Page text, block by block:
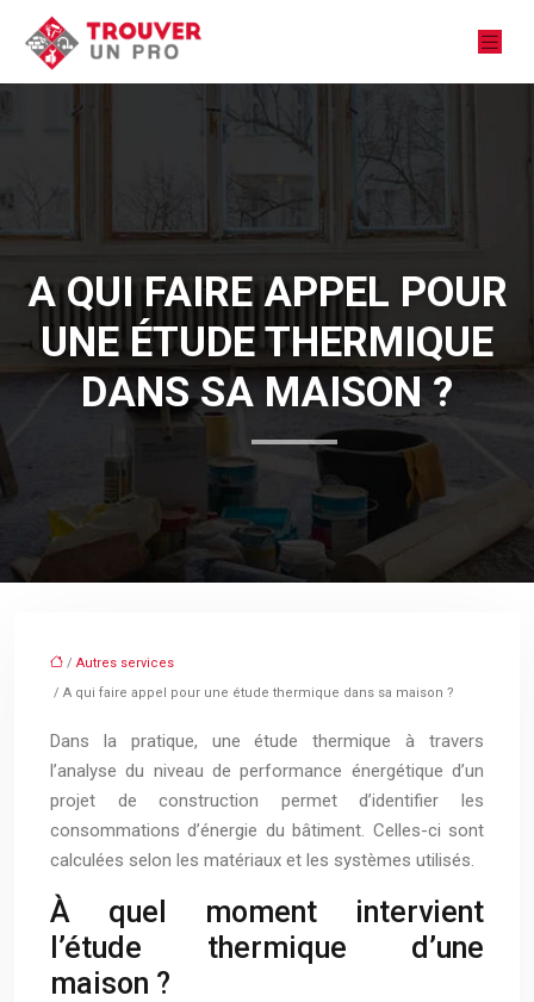
A QUI FAIRE APPEL POUR
UNE ÉTUDE THERMIQUE
DANS SA MAISON ?
/ Autres services
/ A qui faire appel pour une étude thermique dans sa maison ?
Dans la pratique, une étude thermique à travers
l’analyse du niveau de performance énergétique d’un
projet de construction permet d’identifier les
consommations d’énergie du bâtiment. Celles-ci sont
calculées selon les matériaux et les systèmes utilisés.
À quel moment intervient
l’étude thermique d’une
maison ?